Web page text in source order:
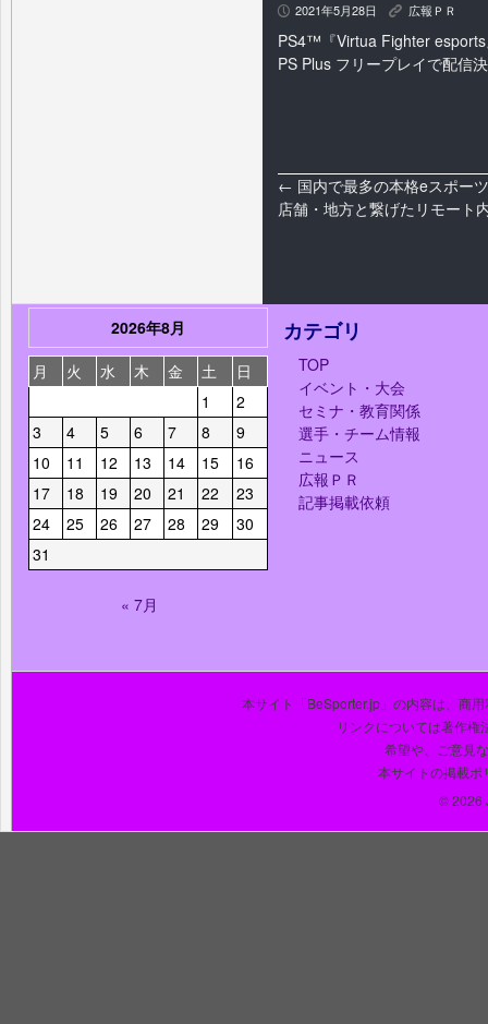
P 2021年5月28日 K 広報ＰＲ
PS4™『Virtua Fighter
PS Plus フリープレイで配信
← 国内で最多の本格eスポー
店舗・地方と繋げたリモート
2026年8月
月
火 水 木 金 土
日
1
2
3
4 5 6 7 8
9
10
11 12 13 14 15
16
17
18 19 20 21 22
23
24
25 26 27 28 29
30
31
« 7月
カテゴリ
TOP
イベント・大会
セミナ・教育関係
選手・チーム情報
ニュース
広報ＰＲ
記事掲載依頼
本サイト「BeSporter.jp」の内容は、商
リンクについては著作権
希望や、ご意見
本サイトの掲載ポ
© 2026